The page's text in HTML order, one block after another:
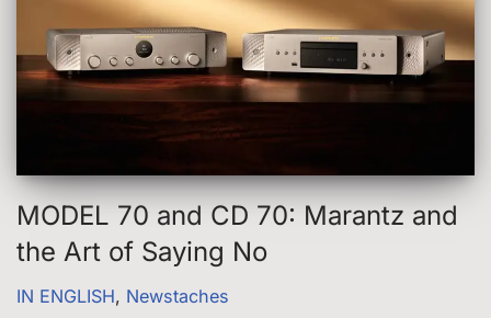
MODEL 70 and CD 70: Marantz and
the Art of Saying No
IN ENGLISH, Newstaches